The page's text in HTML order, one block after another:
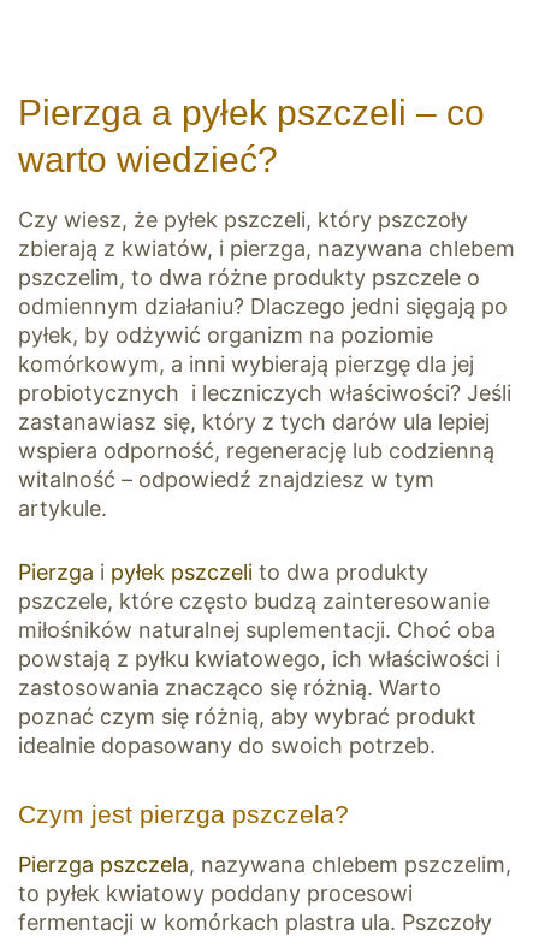
Pierzga a pyłek pszczeli – co
warto wiedzieć?
Czy wiesz, że pyłek pszczeli, który pszczoły
zbierają z kwiatów, i pierzga, nazywana chlebem
pszczelim, to dwa różne produkty pszczele o
odmiennym działaniu? Dlaczego jedni sięgają po
pyłek, by odżywić organizm na poziomie
komórkowym, a inni wybierają pierzgę dla jej
probiotycznych i leczniczych właściwości? Jeśli
zastanawiasz się, który z tych darów ula lepiej
wspiera odporność, regenerację lub codzienną
witalność – odpowiedź znajdziesz w tym
artykule.
Pierzga i pyłek pszczeli to dwa produkty
pszczele, które często budzą zainteresowanie
miłośników naturalnej suplementacji. Choć oba
powstają z pyłku kwiatowego, ich właściwości i
zastosowania znacząco się różnią. Warto
poznać czym się różnią, aby wybrać produkt
idealnie dopasowany do swoich potrzeb.
Czym jest pierzga pszczela?
Pierzga pszczela, nazywana chlebem pszczelim,
to pyłek kwiatowy poddany procesowi
fermentacji w komórkach plastra ula. Pszczoły